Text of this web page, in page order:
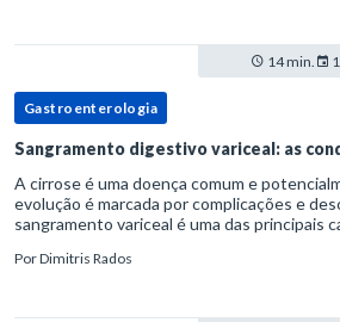
14 min.
Gastroenterologia
Sangramento digestivo variceal: as
A cirrose é uma doença comum e
evolução é marcada por complicações e
sangramento variceal é uma das principais
hipertensão port
PorDimitris Rados